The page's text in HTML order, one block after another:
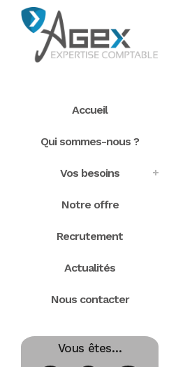
Accueil
Qui sommes-nous ?
Vos besoins
Notre offre
Recrutement
Actualités
Nous contacter
Vous êtes…